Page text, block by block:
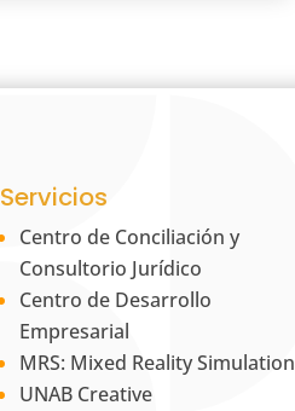
Servicios
Centro de Conciliación y
Consultorio Jurídico
Centro de Desarrollo
Empresarial
MRS: Mixed Reality Simulation
UNAB Creative